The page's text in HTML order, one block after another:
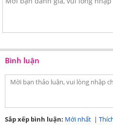
Bình luận
Sắp xếp bình luận: Mới nhất |